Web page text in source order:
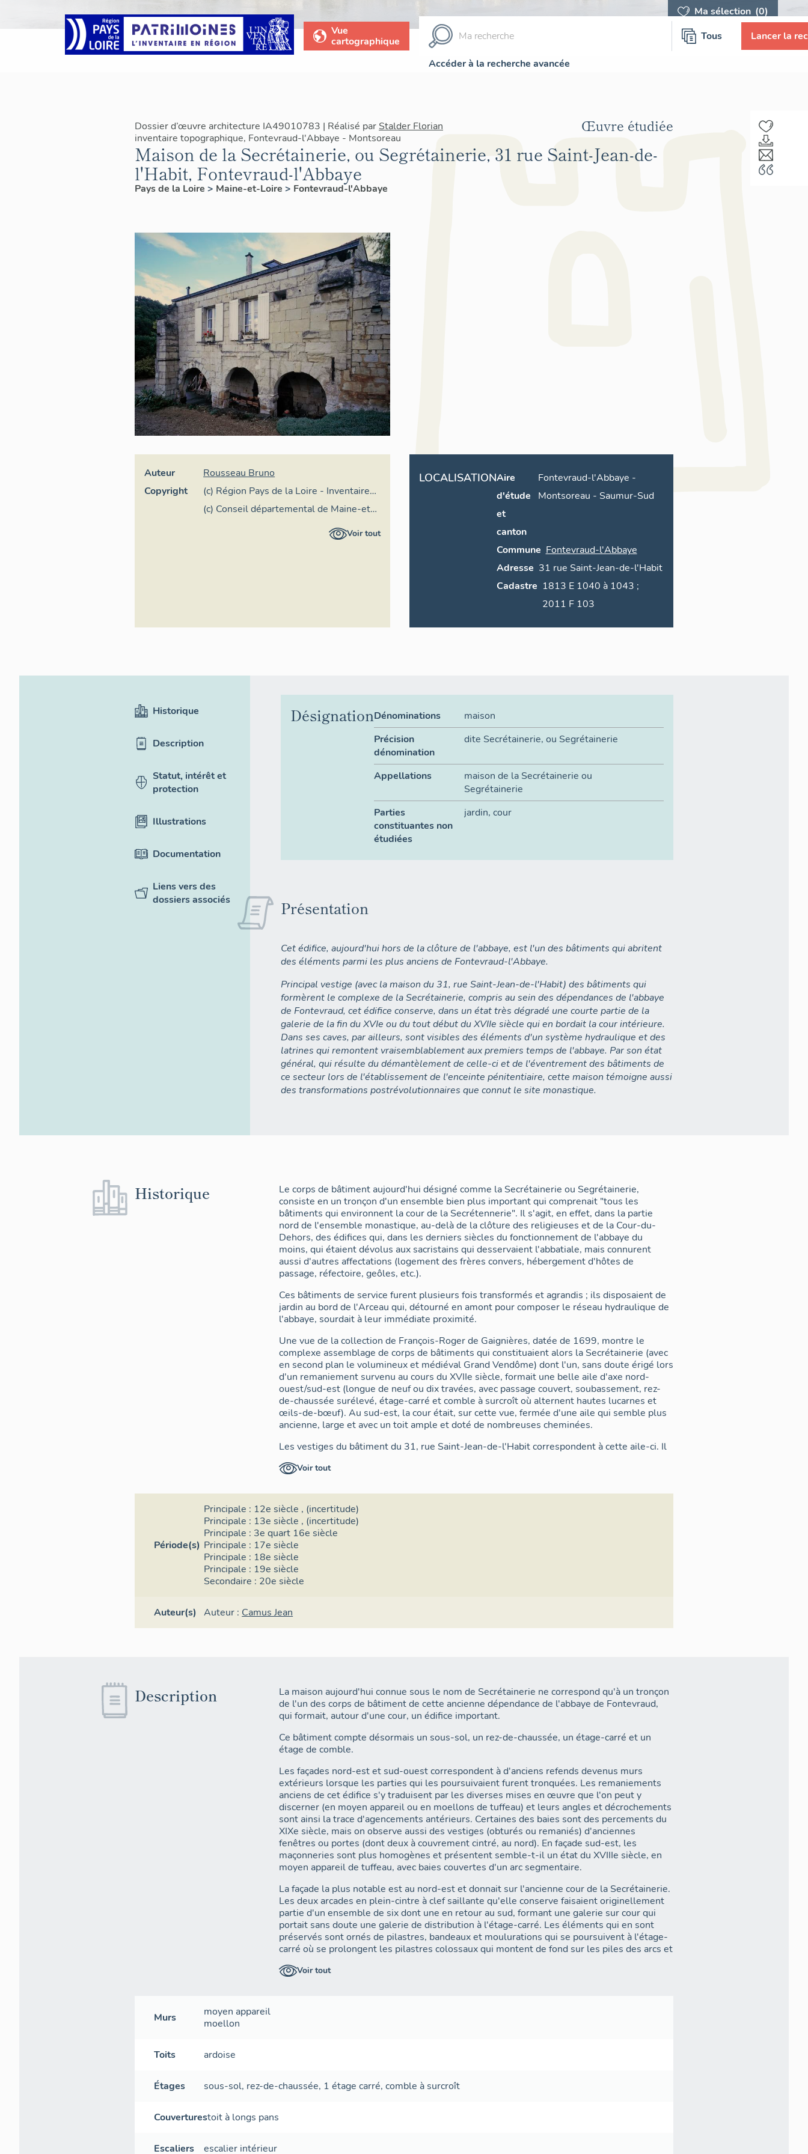
Ma sélection (0)
Vue
cartographique
Tous Lancer la
Accéder à la recherche avancée
Dossier d’œuvre architecture IA49010783 | Réalisé par Stalder Florian
inventaire topographique, Fontevraud-l'Abbaye - Montsoreau
Maison de la Secrétainerie, ou Segrétainerie, 31 rue Saint-Jean-de-
l'Habit, Fontevraud-l'Abbaye
Pays de la Loire > Maine-et-Loire > Fontevraud-l'Abbaye
Œuvre étudiée
Auteur
Rousseau Bruno
Copyright
(c) Région Pays de la Loire - Inventaire
général
(c) Conseil départemental de Maine-et-
Loire - Conservation départementale du
Voir tout
LOCALISATIONAire
d'étude
et
canton
Fontevraud-l'Abbaye -
Montsoreau - Saumur-Sud
Commune Fontevraud-l'Abbaye
Adresse 31 rue Saint-Jean-de-l'Habit
Cadastre 1813 E 1040 à 1043 ;
2011 F 103
Historique
Description
Statut, intérêt et
protection
Illustrations
Documentation
Liens vers des
dossiers associés
DésignationDénominations
maison
Précision
dénomination
dite Secrétainerie, ou Segrétainerie
Appellations
maison de la Secrétainerie ou
Segrétainerie
Parties
constituantes non
étudiées
jardin,cour
Présentation
Cet édifice, aujourd'hui hors de la clôture de l'abbaye, est l'un des bâtiments qui abritent
des éléments parmi les plus anciens de Fontevraud-l'Abbaye.
Principal vestige (avec la maison du 31, rue Saint-Jean-de-l'Habit) des bâtiments qui
formèrent le complexe de la Secrétainerie, compris au sein des dépendances de l'abbaye
de Fontevraud, cet édifice conserve, dans un état très dégradé une courte partie de la
galerie de la fin du XVIe ou du tout début du XVIIe siècle qui en bordait la cour intérieure.
Dans ses caves, par ailleurs, sont visibles des éléments d'un système hydraulique et des
latrines qui remontent vraisemblablement aux premiers temps de l'abbaye. Par son état
général, qui résulte du démantèlement de celle-ci et de l'éventrement des bâtiments de
ce secteur lors de l'établissement de l'enceinte pénitentiaire, cette maison témoigne aussi
des transformations postrévolutionnaires que connut le site monastique.
Historique
Le corps de bâtiment aujourd'hui désigné comme la Secrétainerie ou Segrétainerie,
consiste en un tronçon d'un ensemble bien plus important qui comprenait "tous les
bâtiments qui environnent la cour de la Secrétennerie". Il s'agit, en effet, dans la partie
nord de l'ensemble monastique, au-delà de la clôture des religieuses et de la Cour-du-
Dehors, des édifices qui, dans les derniers siècles du fonctionnement de l'abbaye du
moins, qui étaient dévolus aux sacristains qui desservaient l'abbatiale, mais connurent
aussi d'autres affectations (logement des frères convers, hébergement d'hôtes de
passage, réfectoire, geôles, etc.).
Ces bâtiments de service furent plusieurs fois transformés et agrandis ; ils disposaient de
jardin au bord de l'Arceau qui, détourné en amont pour composer le réseau hydraulique de
l'abbaye, sourdait à leur immédiate proximité.
Une vue de la collection de François-Roger de Gaignières, datée de 1699, montre le
complexe assemblage de corps de bâtiments qui constituaient alors la Secrétainerie (avec
en second plan le volumineux et médiéval Grand Vendôme) dont l'un, sans doute érigé lors
d'un remaniement survenu au cours du XVIIe siècle, formait une belle aile d'axe nord-
ouest/sud-est (longue de neuf ou dix travées, avec passage couvert, soubassement, rez-
de-chaussée surélevé, étage-carré et comble à surcroît où alternent hautes lucarnes et
œils-de-bœuf). Au sud-est, la cour était, sur cette vue, fermée d'une aile qui semble plus
ancienne, large et avec un toit ample et doté de nombreuses cheminées.
Les vestiges du bâtiment du 31, rue Saint-Jean-de-l'Habit correspondent à cette aile-ci. Il
être dès les premiers temps de l'abbaye et de nombreuses fois repris par la suite. Ce
frappèrent l'abbaye, soit du fait, tout d'abord, des pillages révolutionnaires qui suivirent le
départ des frères (1791) et des moniales (1792), dans un second temps des partages nés
du dépeçage de l'abbaye en lots (dès 1792) mis en vente nationalement et, enfin, des
expropriations et travaux d'aménagement de la prison (vers 1817) qui s'accompagnèrent
de la percée d'une nouvelle voie (actuelle rue Saint-Jean-de-l'Habit) qui passe à travers
les bâtiments et l'ancienne cour de la Secrétainerie.
Les parties les plus anciennes sont en sous-sol, il s'agit vraisemblablement de latrines,
peut-être du XIIe ou du XIIIe siècle. Les autres caves qui forment le sous-sol ainsi que le
ouest les arcades d'une galerie qui ouvrait sur l'ancienne cour sont conservées : deux
L'ensemble des parties hautes des élévations a été repris à plusieurs reprises entre la fin
du XVIIIe et le début du XIXe siècle, au cours des phases de suppression de l'abbaye et de
construction de la prison.
Des travaux de dégagement des sous-sols, dans la seconde moitié du XXe siècle, ont
permis de mettre au jour les caves de ce bâtiment qui avaient été en partie remblayées au
Voir tout
Période(s)
Principale : 12e siècle , (incertitude)
Principale : 13e siècle , (incertitude)
Principale : 3e quart 16e siècle
Principale : 17e siècle
Principale : 18e siècle
Principale : 19e siècle
Secondaire : 20e siècle
Auteur(s) Auteur : Camus Jean
Description
La maison aujourd'hui connue sous le nom de Secrétainerie ne correspond qu'à un tronçon
de l'un des corps de bâtiment de cette ancienne dépendance de l'abbaye de Fontevraud,
qui formait, autour d'une cour, un édifice important.
Ce bâtiment compte désormais un sous-sol, un rez-de-chaussée, un étage-carré et un
étage de comble.
Les façades nord-est et sud-ouest correspondent à d'anciens refends devenus murs
extérieurs lorsque les parties qui les poursuivaient furent tronquées. Les remaniements
anciens de cet édifice s'y traduisent par les diverses mises en œuvre que l'on peut y
discerner (en moyen appareil ou en moellons de tuffeau) et leurs angles et décrochements
sont ainsi la trace d'agencements antérieurs. Certaines des baies sont des percements du
XIXe siècle, mais on observe aussi des vestiges (obturés ou remaniés) d'anciennes
fenêtres ou portes (dont deux à couvrement cintré, au nord). En façade sud-est, les
maçonneries sont plus homogènes et présentent semble-t-il un état du XVIIIe siècle, en
moyen appareil de tuffeau, avec baies couvertes d'un arc segmentaire.
La façade la plus notable est au nord-est et donnait sur l'ancienne cour de la Secrétainerie.
Les deux arcades en plein-cintre à clef saillante qu'elle conserve faisaient originellement
partie d'un ensemble de six dont une en retour au sud, formant une galerie sur cour qui
portait sans doute une galerie de distribution à l'étage-carré. Les éléments qui en sont
préservés sont ornés de pilastres, bandeaux et moulurations qui se poursuivent à l'étage-
carré où se prolongent les pilastres colossaux qui montent de fond sur les piles des arcs et
Un tel décor reprend très fortement, dans une proportion plus réduite, celui que l'on
progressivement au fil des remaniements que connut le bâtiment depuis le Moyen Âge,
enserre notamment des infrastructures hydrauliques qui en contrebas de cette maison
Voir tout
Murs
moyen appareil
moellon
Toits ardoise
Étages sous-sol, rez-de-chaussée, 1 étage carré,comble à surcroît
Couverturestoit à longs pans
Escaliers escalier intérieur